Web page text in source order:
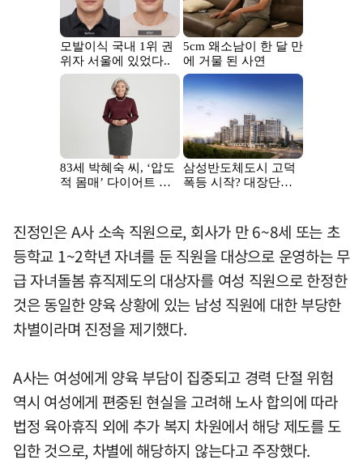
진정인은 A사 소속 직원으로, 회사가 만 6~8세 또는 초
등학교 1~2학년 자녀를 둔 직원을 대상으로 운영하는 무
급 자녀돌봄 휴직제도의 대상자를 여성 직원으로 한정한
것은 동일한 양육 상황에 있는 남성 직원에 대한 부당한
차별이라며 진정을 제기했다.
A사는 여성에게 양육 부담이 집중되고 경력 단절 위험
역시 여성에게 편중된 현실을 고려해 노사 합의에 따라
법정 육아휴직 외에 추가 복지 차원에서 해당 제도를 도
입한 것으로, 차별에 해당하지 않는다고 주장했다.